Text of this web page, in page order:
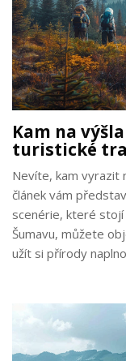
Kam na
turistické
Nevíte, kam vyrazit
článek vám
scenérie, které
Šumavu, můžete
užít si přírody